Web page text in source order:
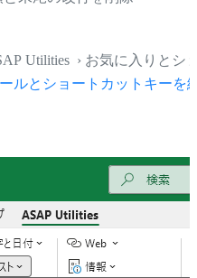
Utilities › お気に入りとシ
ルとショートカットキーを